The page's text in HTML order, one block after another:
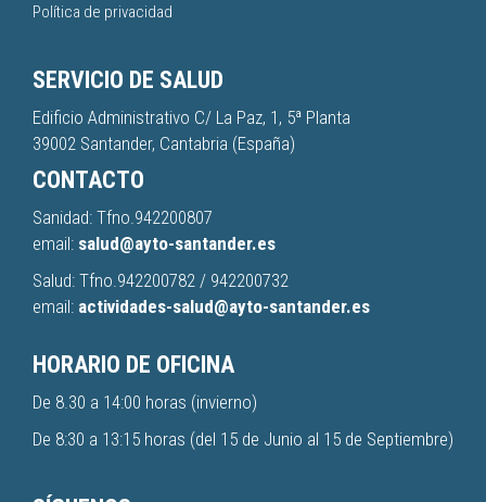
Política de privacidad
SERVICIO DE SALUD
Edificio Administrativo C/ La Paz, 1, 5ª Planta
39002 Santander, Cantabria (España)
CONTACTO
Sanidad: Tfno. 942200807
email: salud@ayto-santander.es
Salud: Tfno. 942200782 / 942200732
email: actividades-salud@ayto-santander.es
HORARIO DE OFICINA
De 8.30 a 14:00 horas (invierno)
De 8:30 a 13:15 horas (del 15 de Junio al 15 de Septiembre)